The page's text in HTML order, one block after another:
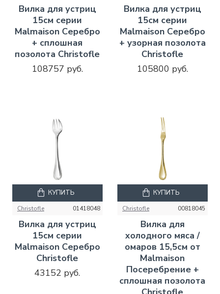
Вилка для устриц
15см серии
Malmaison Серебро
+ сплошная
позолота Christofle
108757 руб.
Вилка для устриц
15см серии
Malmaison Серебро
+ узорная позолота
Christofle
105800 руб.
Christofle 01418048
Вилка для устриц
15см серии
Malmaison Серебро
Christofle
43152 руб.
КУПИТЬ
Christofle 00818045
Вилка для
холодного мяса /
омаров 15,5см от
Malmaison
Посеребрение +
сплошная позолота
КУПИТЬ